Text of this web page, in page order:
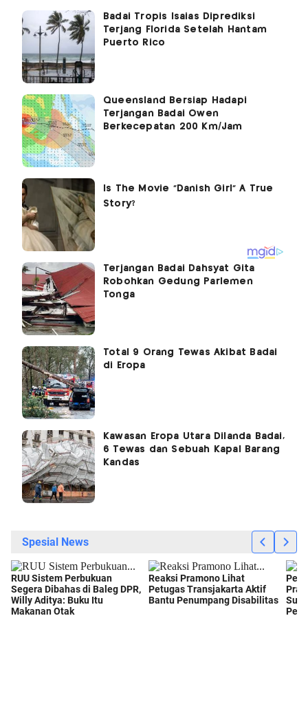
Badai Tropis Isaias Diprediksi
Terjang Florida Setelah Hantam
Puerto Rico
Queensland Bersiap Hadapi
Terjangan Badai Owen
Berkecepatan 200 Km/Jam
Terjangan Badai Dahsyat Gita
Robohkan Gedung Parlemen
Tonga
Total 9 Orang Tewas Akibat Badai
di Eropa
Kawasan Eropa Utara Dilanda Badai,
6 Tewas dan Sebuah Kapal Barang
Kandas